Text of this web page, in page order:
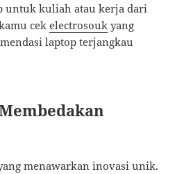
untuk kuliah atau kerja dari
cekelectrosouk yang
laptop terjangkau
menawarkan inovasi unik.